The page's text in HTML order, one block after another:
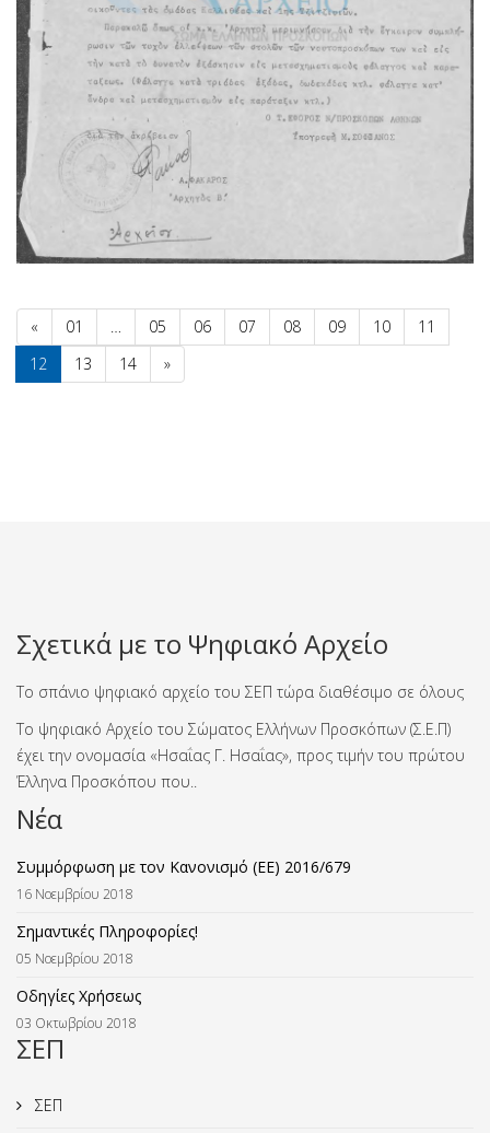
« 01 … 05 06 07 08 09 10
11
12
13 14 »
Σχετικά με το Ψηφιακό Αρχείο
Το σπάνιο ψηφιακό αρχείο του ΣΕΠ τώρα διαθέσιμο σε όλους
Το ψηφιακό Αρχείο του Σώματος Ελλήνων Προσκόπων (Σ.Ε.Π)
έχει την ονομασία «Ησαΐας Γ. Ησαΐας», προς τιμήν του πρώτου
Έλληνα Προσκόπου που..
Νέα
Συμμόρφωση με τον Κανονισμό (ΕΕ) 2016/679
16 Νοεμβρίου 2018
Σημαντικές Πληροφορίες!
05 Νοεμβρίου 2018
Οδηγίες Χρήσεως
03 Οκτωβρίου 2018
ΣΕΠ
ΣΕΠ